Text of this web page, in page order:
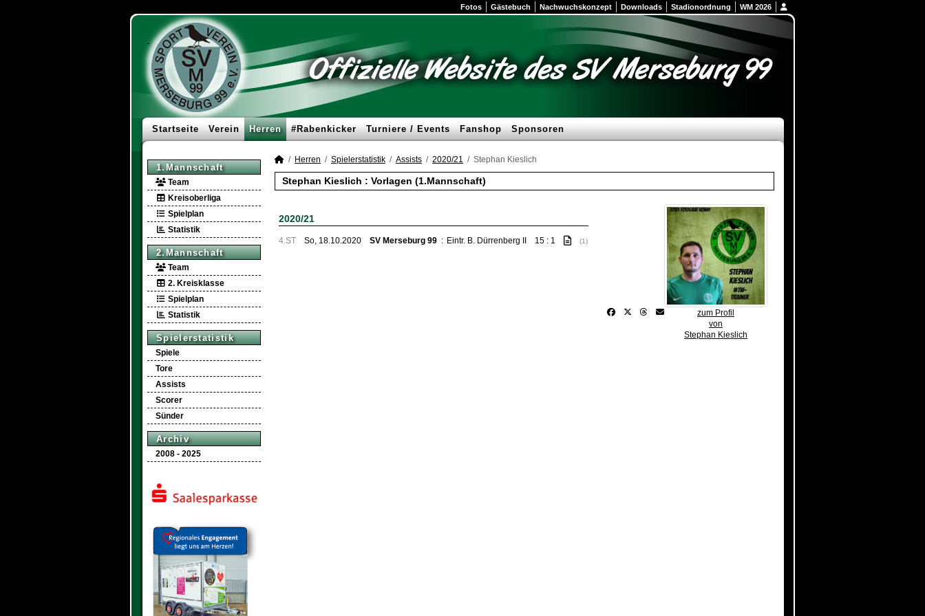
Fotos Gästebuch Nachwuchskonzept Downloads Stadionordnung WM 2026
Startseite Verein Herren #Rabenkicker Turniere / Events Fanshop Sponsoren
1.Mannschaft
Team
Kreisoberliga
Spielplan
Statistik
2.Mannschaft
Team
2. Kreisklasse
Spielplan
Statistik
Spielerstatistik
Spiele
Tore
Assists
Scorer
Sünder
Archiv
2008 - 2025
Herren Spielerstatistik Assists 2020/21 Stephan Kieslich
Stephan Kieslich : Vorlagen (1.Mannschaft)
zum Profil
von
Stephan Kieslich
2020/21
4.ST So, 18.10.2020 SV Merseburg 99 : Eintr. B. Dürrenberg II 15 : 1 (1)